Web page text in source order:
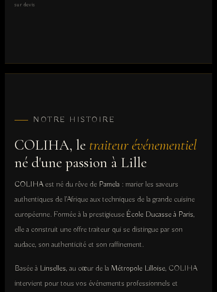
sur devis
NOTRE HISTOIRE
COLIHA, le traiteur événementiel
né d'une passion à Lille
COLIHAest né du rêve de Pamela : marier les saveurs
authentiques de l'Afrique aux techniques de la grande cuisine
européenne. Formée à la prestigieuse École Ducasse à Paris,
elle a construit une offre traiteur qui se distingue par son
audace, son authenticité et son raffinement.
Basée à Linselles, au cœur de la Métropole Lilloise, COLIHA
intervient pour tous vos événements professionnels et